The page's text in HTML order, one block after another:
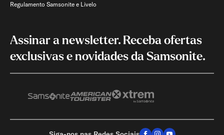
Regulamento Samsonite e Livelo
Assinar a newsletter. Receba ofertas
exclusivas e novidades da Samsonite.